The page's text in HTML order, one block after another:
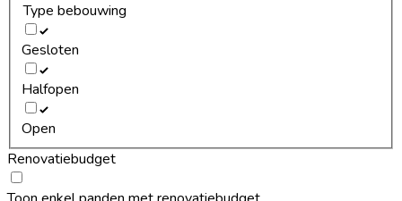
Type bebouwing
Gesloten
Halfopen
Open
Renovatiebudget